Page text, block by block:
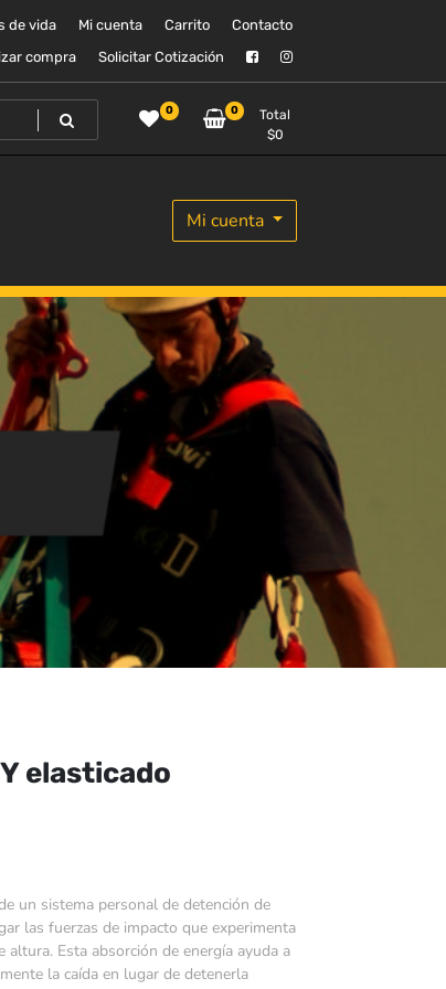
de vida Mi cuenta Carrito
Contacto
compra
Solicitar Cotización
0 0
Total
$0
Mi cuenta
elasticado
un sistema personal de detención de
las fuerzas de impacto que experimenta
altura. Esta absorción de energía ayuda a
la caída en lugar de detenerla